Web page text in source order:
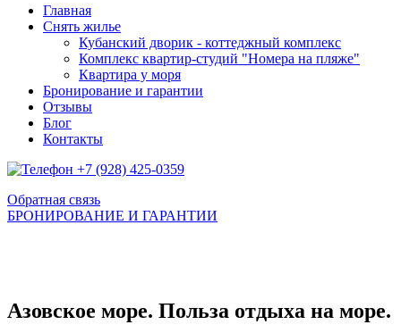
Главная
Снять жилье
Кубанский дворик - коттеджный комплекс
Комплекс квартир-студий "Номера на пляже"
Квартира у моря
Бронирование и гарантии
Отзывы
Блог
Контакты
+7 (928) 425-0359
Обратная связь
БРОНИРОВАНИЕ И ГАРАНТИИ
Азовское море. Польза отдыха на море.